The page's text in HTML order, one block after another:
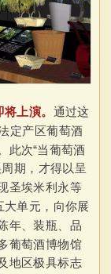
上演。 通过这
定产区葡萄酒
此次“当葡萄酒
期，才得以呈
圣埃米利永等
大单元，向你展
年、装瓶、品
葡萄酒博物馆
地区极具标志